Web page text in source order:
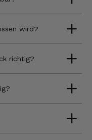
wird?
richtig?